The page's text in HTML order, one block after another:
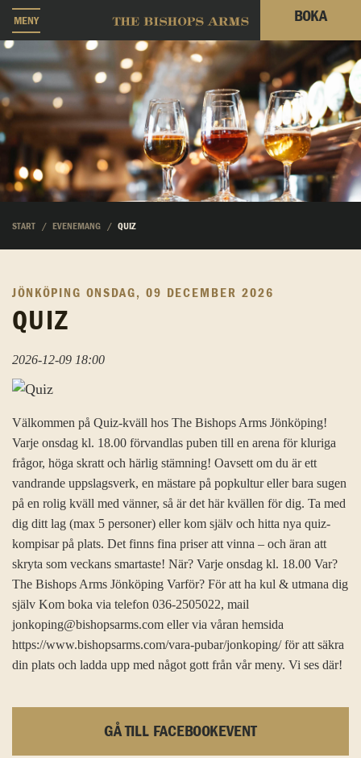
MENY BOKA
START EVENEMANG QUIZ
JÖNKÖPING ONSDAG, 09 DECEMBER 2026
QUIZ
2026-12-09 18:00
Välkommen på Quiz-kväll hos The Bishops Arms Jönköping!
Varje onsdag kl. 18.00 förvandlas puben till en arena för kluriga
frågor, höga skratt och härlig stämning! Oavsett om du är ett
vandrande uppslagsverk, en mästare på popkultur eller bara sugen
på en rolig kväll med vänner, så är det här kvällen för dig. Ta med
dig ditt lag (max 5 personer) eller kom själv och hitta nya quiz-
kompisar på plats. Det finns fina priser att vinna – och äran att
skryta som veckans smartaste! När? Varje onsdag kl. 18.00 Var?
The Bishops Arms Jönköping Varför? För att ha kul & utmana dig
själv Kom boka via telefon 036-2505022, mail
jonkoping@bishopsarms.com eller via våran hemsida
https://www.bishopsarms.com/vara-pubar/jonkoping/ för att säkra
din plats och ladda upp med något gott från vår meny. Vi ses där!
GÅ TILL FACEBOOKEVENT